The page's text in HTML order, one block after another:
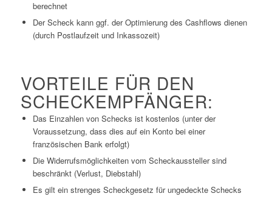
berechnet
Der Scheck kann ggf. der Optimierung des Cashflows dienen
(durch Postlaufzeit und Inkassozeit)
VORTEILE FÜR DEN
SCHECKEMPFÄNGER:
Das Einzahlen von Schecks ist kostenlos (unter der
Voraussetzung, dass dies auf ein Konto bei einer
französischen Bank erfolgt)
Die Widerrufsmöglichkeiten vom Scheckaussteller sind
beschränkt (Verlust, Diebstahl)
Es gilt ein strenges Scheckgesetz für ungedeckte Schecks